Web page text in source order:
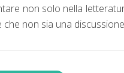
non solo nella
non sia una